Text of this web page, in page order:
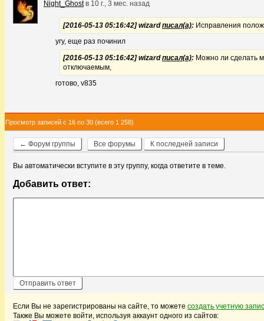
Night_Ghostв 10 г., 3 мес. назад
[2016-05-13 05:16:42] wizardписал(а): Исправления
угу, еще раз починил
[2016-05-13 05:16:42] wizardписал(а): Можно ли сделать
отключаемым,
готово, v835
Просмотр записей с 16 по 30 (всего 1 258)
← Форум группы Все форумы К последней записи
Вы автоматически вступите в эту группу, когда ответите в теме.
Добавить ответ:
Если Вы не зарегистрированы на сайте, то можете создать учетную
Также Вы можете войти, используя аккаунт одного из сайтов: